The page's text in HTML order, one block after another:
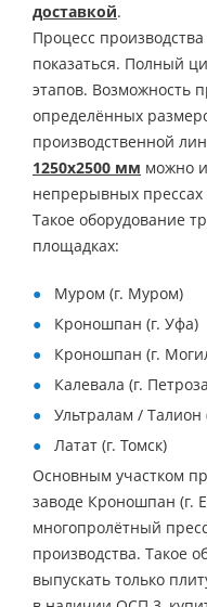
доставкой.
Процесс
показаться. Полный
этапов. Возможность
определённых
производственной
1250х2500 мм можно
непрерывных прессах
Такое оборудование
площадках:
Муром (г. Муром)
Кроношпан (г. Уфа)
Кроношпан (г.
Калевала (г.
Ультралам / Талион
Латат (г. Томск)
Основным участком
заводе Кроношпан (г.
многопролётный
производства. Такое
выпускать только